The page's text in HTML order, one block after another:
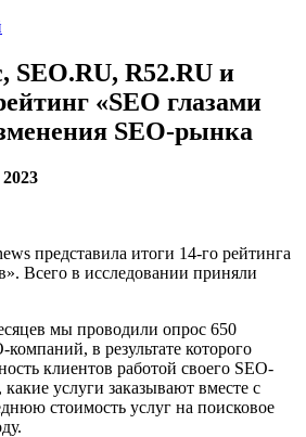
R52.RU и
«SEO глазами
SEO-рынка
представила итоги 14-го рейтинга
Всего в исследовании приняли
мы проводили опрос 650
в результате которого
клиентов работой своего SEO-
услуги заказывают вместе с
стоимость услуг на поисковое